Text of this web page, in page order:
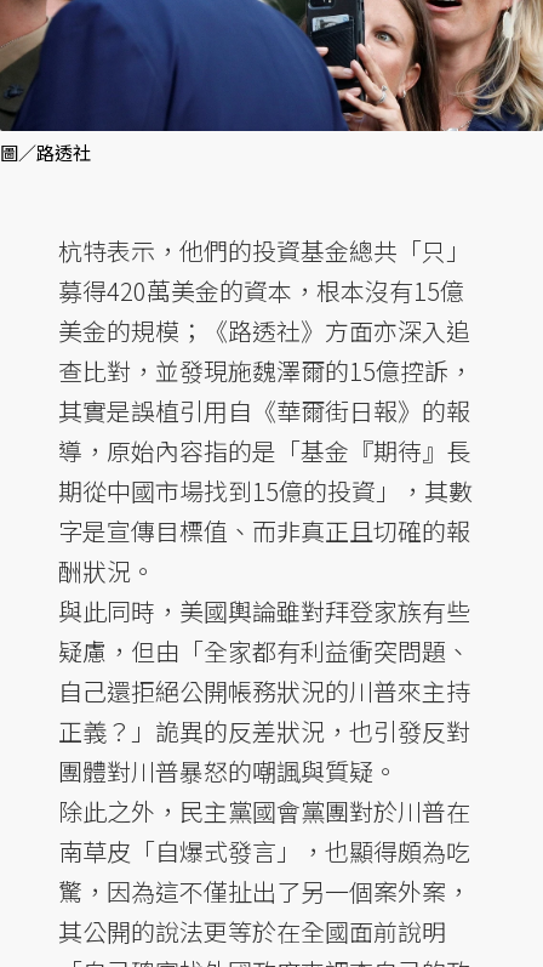
圖／路透社
杭特表示，他們的投資基金總共「只」
募得420萬美金的資本，根本沒有15億
美金的規模；《路透社》方面亦深入追
查比對，並發現施魏澤爾的15億控訴，
其實是誤植引用自《華爾街日報》的報
導，原始內容指的是「基金『期待』長
期從中國市場找到15億的投資」，其數
字是宣傳目標值、而非真正且切確的報
酬狀況。
與此同時，美國輿論雖對拜登家族有些
疑慮，但由「全家都有利益衝突問題、
自己還拒絕公開帳務狀況的川普來主持
正義？」詭異的反差狀況，也引發反對
團體對川普暴怒的嘲諷與質疑。
除此之外，民主黨國會黨團對於川普在
南草皮「自爆式發言」，也顯得頗為吃
驚，因為這不僅扯出了另一個案外案，
其公開的說法更等於在全國面前說明